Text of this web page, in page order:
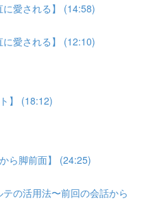
愛される】 (14:58)
愛される】 (12:10)
】 (18:12)
ら脚前面】 (24:25)
の活用法〜前回の会話から